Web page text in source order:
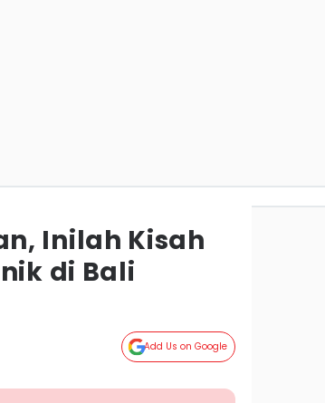
Inilah Kisah
di Bali
Add Us on Google